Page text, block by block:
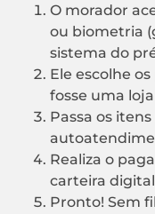
O morador
ou biometria
sistema do
Ele escolhe
fosse uma
Passa os
Realiza o
carteira
Pronto! Sem